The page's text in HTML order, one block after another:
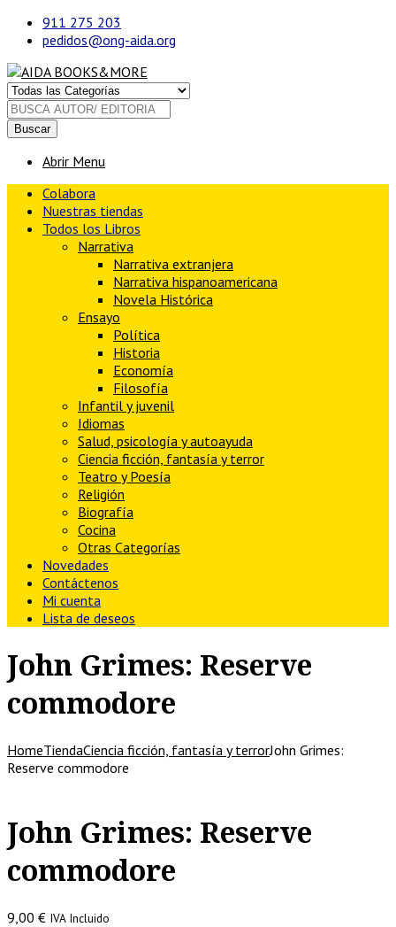
911 275 203
pedidos@ong-aida.org
Buscar
Abrir Menu
Colabora
Nuestras tiendas
Todos los Libros
Narrativa
Narrativa extranjera
Narrativa hispanoamericana
Novela Histórica
Ensayo
Política
Historia
Economía
Filosofía
Infantil y juvenil
Idiomas
Salud, psicología y autoayuda
Ciencia ficción, fantasía y terror
Teatro y Poesía
Religión
Biografía
Cocina
Otras Categorías
Novedades
Contáctenos
Mi cuenta
Lista de deseos
John Grimes: Reserve
commodore
HomeTiendaCiencia ficción, fantasía y terrorJohn Grimes:
Reserve commodore
John Grimes: Reserve
commodore
9,00 € IVA Incluido